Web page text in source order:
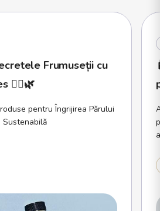
Frumuseții cu
💆‍♀️🌿
pentru Îngrijirea Părului
Sustenabilă